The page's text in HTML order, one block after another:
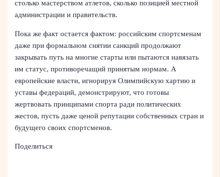
столько мастерством атлетов, сколько позицией местной
администрации и правительств.
Пока же факт остается фактом: российским спортсменам
даже при формальном снятии санкций продолжают
закрывать путь на многие старты или пытаются навязать
им статус, противоречащий принятым нормам. А
европейские власти, игнорируя Олимпийскую хартию и
уставы федераций, демонстрируют, что готовы
жертвовать принципами спорта ради политических
жестов, пусть даже ценой репутации собственных стран и
будущего своих спортсменов.
Поделиться